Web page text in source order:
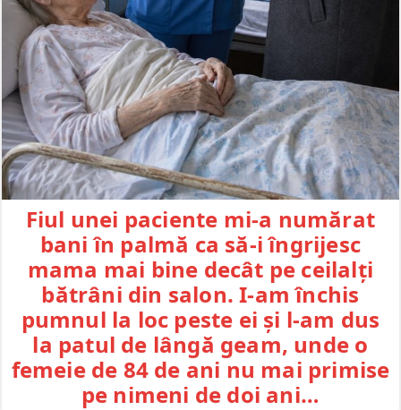
Fiul unei paciente mi-a numărat
bani în palmă ca să-i îngrijesc
mama mai bine decât pe ceilalți
bătrâni din salon. I-am închis
pumnul la loc peste ei și l-am dus
la patul de lângă geam, unde o
femeie de 84 de ani nu mai primise
pe nimeni de doi ani…